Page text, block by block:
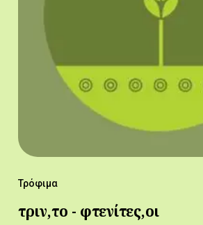
Τρόφιμα
τριν,το - φτενίτες,οι